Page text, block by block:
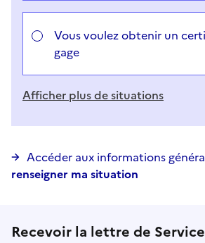
Vous voulez obtenir un
gage
Afficher plus de situations
Accéder aux informations
renseigner ma situation
Recevoir la lettre de